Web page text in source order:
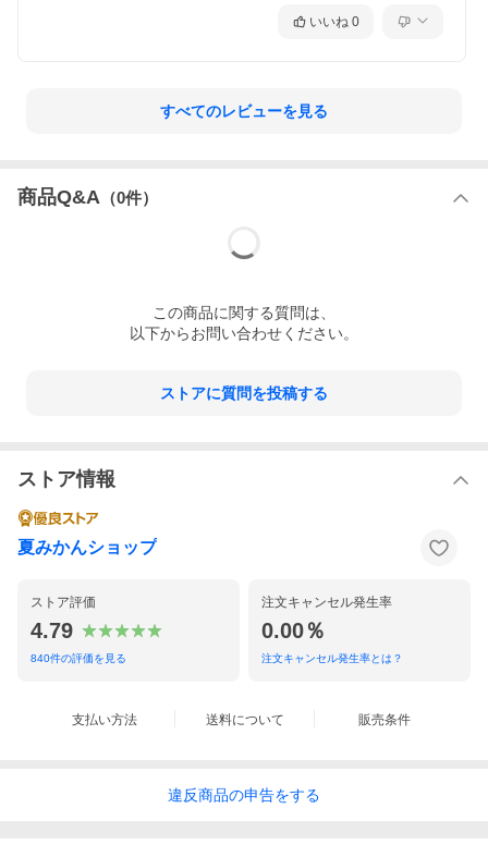
いいね 0
すべてのレビューを見る
商品Q&A （0件）
この商品に関する質問は、
以下からお問い合わせください。
ストアに質問を投稿する
ストア情報
夏みかんショップ
ストア評価
4.79
840件の評価を見る
注文キャンセル発生率
0.00％
注文キャンセル発生率とは？
支払い方法 送料について 販売条件
違反商品の申告をする